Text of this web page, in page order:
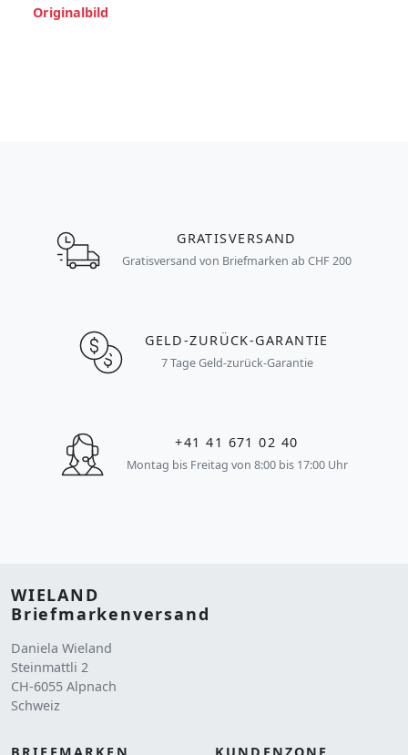
Originalbild
GRATISVERSAND
Gratisversand von Briefmarken ab CHF 200
GELD-ZURÜCK-GARANTIE
7 Tage Geld-zurück-Garantie
+41 41 671 02 40
Montag bis Freitag von 8:00 bis 17:00 Uhr
WIELAND
Briefmarkenversand
Daniela Wieland
Steinmattli 2
CH-6055 Alpnach
Schweiz